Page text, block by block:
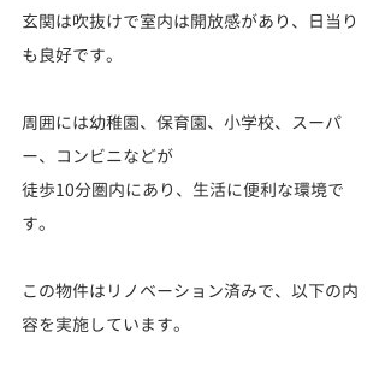
玄関は吹抜けで室内は開放感があり、日当り
も良好です。
周囲には幼稚園、保育園、小学校、スーパ
ー、コンビニなどが
徒歩10分圏内にあり、生活に便利な環境で
す。
この物件はリノベーション済みで、以下の内
容を実施しています。